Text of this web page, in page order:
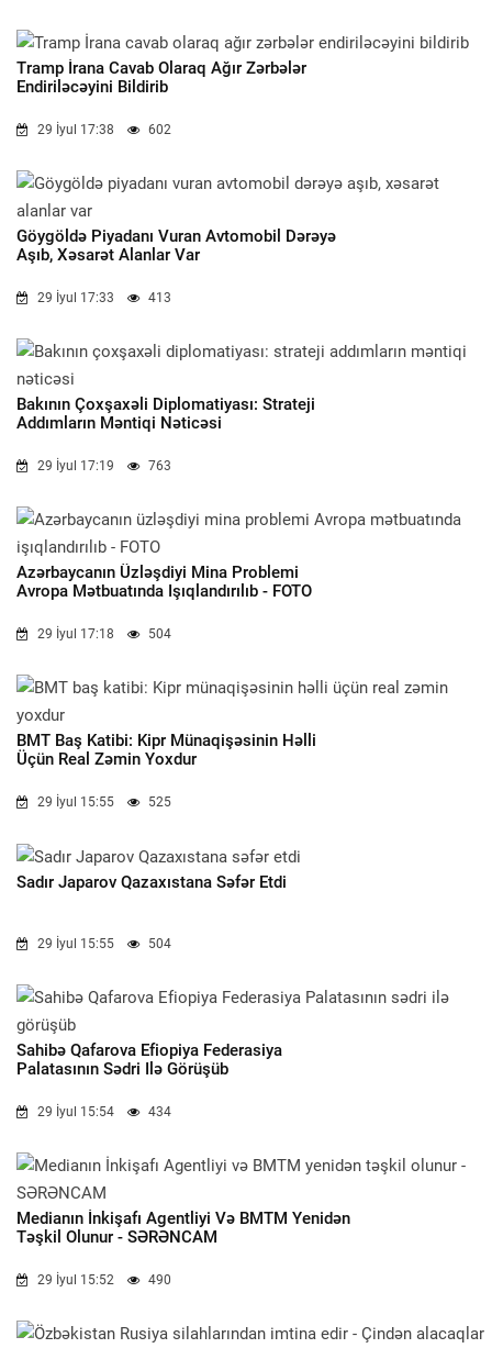
Tramp İrana Cavab Olaraq Ağır Zərbələr
Endiriləcəyini Bildirib
29 İyul 17:38 602
Göygöldə Piyadanı Vuran Avtomobil Dərəyə
Aşıb, Xəsarət Alanlar Var
29 İyul 17:33 413
Bakının Çoxşaxəli Diplomatiyası: Strateji
Addımların Məntiqi Nəticəsi
29 İyul 17:19 763
Azərbaycanın Üzləşdiyi Mina Problemi
Avropa Mətbuatında Işıqlandırılıb - FOTO
29 İyul 17:18 504
BMT Baş Katibi: Kipr Münaqişəsinin Həlli
Üçün Real Zəmin Yoxdur
29 İyul 15:55 525
Sadır Japarov Qazaxıstana Səfər Etdi
29 İyul 15:55 504
Sahibə Qafarova Efiopiya Federasiya
Palatasının Sədri Ilə Görüşüb
29 İyul 15:54 434
Medianın İnkişafı Agentliyi Və BMTM Yenidən
Təşkil Olunur - SƏRƏNCAM
29 İyul 15:52 490